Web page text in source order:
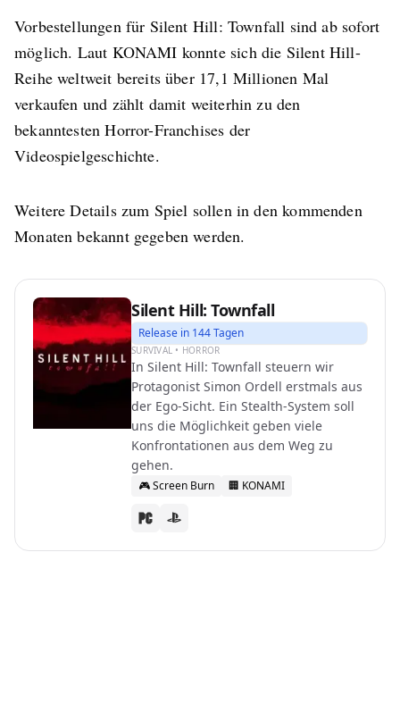
Vorbestellungen für Silent Hill: Townfall sind ab sofort
möglich. Laut KONAMI konnte sich die Silent Hill-
Reihe weltweit bereits über 17,1 Millionen Mal
verkaufen und zählt damit weiterhin zu den
bekanntesten Horror-Franchises der
Videospielgeschichte.
Weitere Details zum Spiel sollen in den kommenden
Monaten bekannt gegeben werden.
Silent Hill: Townfall
Release in 144 Tagen
SURVIVAL • HORROR
In Silent Hill: Townfall steuern wir
Protagonist Simon Ordell erstmals aus
der Ego-Sicht. Ein Stealth-System soll
uns die Möglichkeit geben viele
Konfrontationen aus dem Weg zu
gehen.
🎮Screen Burn 🏢 KONAMI